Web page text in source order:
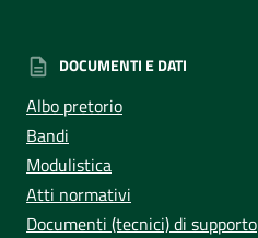
DOCUMENTI E DATI
Albo pretorio
Bandi
Modulistica
Atti normativi
Documenti (tecnici) di supporto